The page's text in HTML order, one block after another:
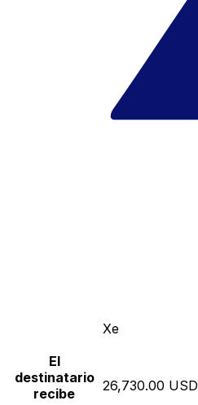
Xe
El
destinatario
recibe
26,730.00 USD